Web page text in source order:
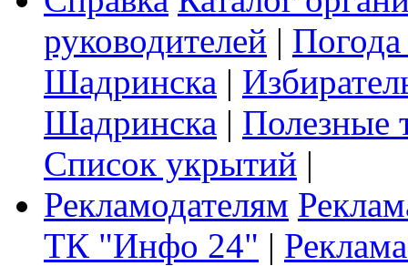
руководителей |
Шадринска |
Шадринска | Полезные
Список укрытий |
Рекламодателям
ТК "Инфо 24" |